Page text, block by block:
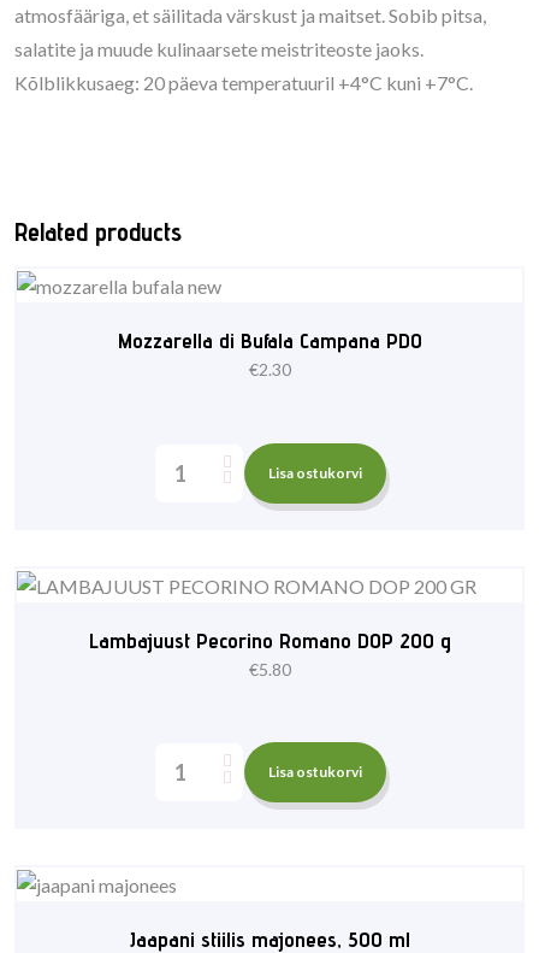
atmosfääriga, et säilitada värskust ja maitset. Sobib pitsa,
salatite ja muude kulinaarsete meistriteoste jaoks.
Kõlblikkusaeg: 20 päeva temperatuuril +4°C kuni +7°C.
Related products
Mozzarella di Bufala Campana PDO
€2.30
Lisa ostukorvi
Lambajuust Pecorino Romano DOP 200 g
€5.80
Lisa ostukorvi
Jaapani stiilis majonees, 500 ml